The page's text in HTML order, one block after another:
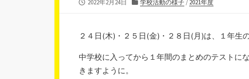
2022年2月24日
ー
学校活動の様子 /2021年度
２４日(木)・２５日(金)・２８日(月)は、１年生
中学校に入ってから１年間のまとめのテストに
きますように。